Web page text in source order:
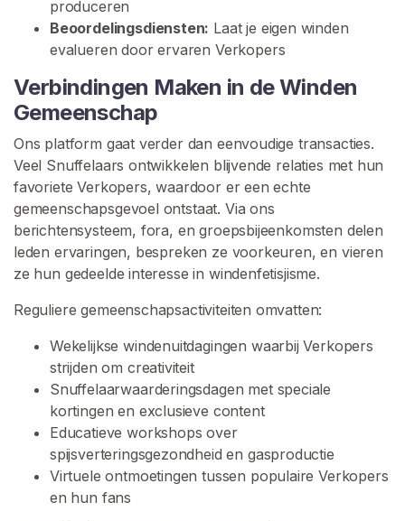
produceren
Beoordelingsdiensten: Laat je eigen winden
evalueren door ervaren Verkopers
Verbindingen Maken in de Winden
Gemeenschap
Ons platform gaat verder dan eenvoudige transacties.
Veel Snuffelaars ontwikkelen blijvende relaties met hun
favoriete Verkopers, waardoor er een echte
gemeenschapsgevoel ontstaat. Via ons
berichtensysteem, fora, en groepsbijeenkomsten delen
leden ervaringen, bespreken ze voorkeuren, en vieren
ze hun gedeelde interesse in windenfetisjisme.
Reguliere gemeenschapsactiviteiten omvatten:
Wekelijkse windenuitdagingen waarbij Verkopers
strijden om creativiteit
Snuffelaarwaarderingsdagen met speciale
kortingen en exclusieve content
Educatieve workshops over
spijsverteringsgezondheid en gasproductie
Virtuele ontmoetingen tussen populaire Verkopers
en hun fans
r
t
F
e
t
i
s
h
G
m
e
s
h
p